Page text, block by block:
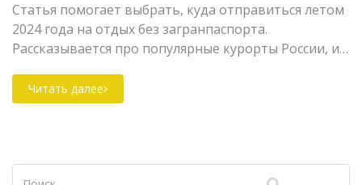
Статья помогает выбрать, куда отправиться летом
2024 года на отдых без загранпаспорта.
Рассказывается про популярные курорты России, их
Подчеркивается уникальность местных
достопримечательностей и предлагаются
Читать далее